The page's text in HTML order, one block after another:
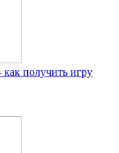
получить игру